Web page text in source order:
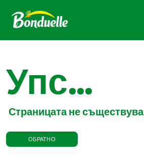
Упс...
Страницата не съществува
ОБРАТНО